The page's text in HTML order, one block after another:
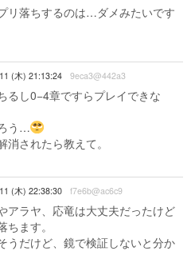
リ落ちするのは…ダメみたいです
(木) 21:13:24 9eca3@442a3
るし0−4章ですらプレイできな
う…
されたら教えて。
(木) 22:38:30 f7e6b@ac6c9
アラヤ、応竜は大丈夫だったけど
ます。
うだけど、鏡で検証しないと分か